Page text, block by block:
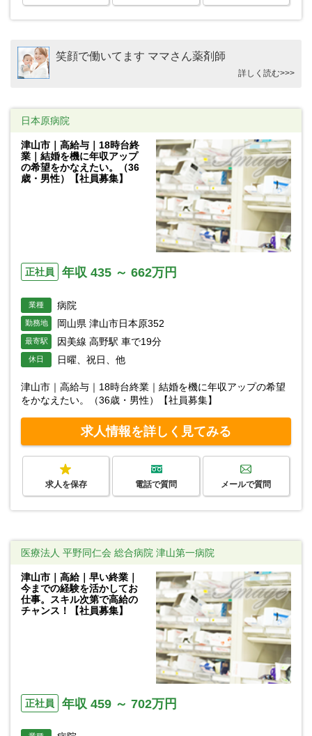
笑顔で働いてます ママさん薬剤師
詳しく読む>>>
日本原病院
津山市｜高給与｜18時台終
業｜結婚を機に年収アップ
の希望をかなえたい。（36
歳・男性）【社員募集】
正社員 年収 435 ～ 662万円
業種 病院
勤務地 岡山県 津山市日本原352
最寄駅 因美線 高野駅 車で19分
休日 日曜、祝日、他
津山市｜高給与｜18時台終業｜結婚を機に年収アップの希望
をかなえたい。（36歳・男性）【社員募集】
求人情報を詳しく見てみる
求人を保存 電話で質問 メールで質問
医療法人 平野同仁会 総合病院 津山第一病院
津山市｜高給｜早い終業｜
今までの経験を活かしてお
仕事。スキル次第で高給の
チャンス！【社員募集】
正社員 年収 459 ～ 702万円